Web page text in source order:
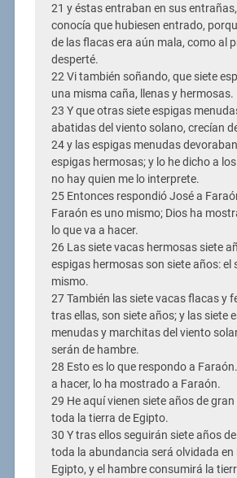
21 y éstas entraban en sus
conocía que hubiesen entrado,
de las flacas era aún mala, como al
desperté.
22 Vi también soñando, que siete
una misma caña, llenas y hermosas.
23 Y que otras siete espigas
abatidas del viento solano, crecían
24 y las espigas menudas
espigas hermosas; y lo he dicho a
no hay quien me lo interprete.
25 Entonces respondió José a
Faraón es uno mismo; Dios ha
lo que va a hacer.
26 Las siete vacas hermosas siete
espigas hermosas son siete años: el
mismo.
27 También las siete vacas flacas y
tras ellas, son siete años; y las siete
menudas y marchitas del viento
serán de hambre.
28 Esto es lo que respondo a
a hacer, lo ha mostrado a Faraón.
29 He aquí vienen siete años de
toda la tierra de Egipto.
30 Y tras ellos seguirán siete años
toda la abundancia será olvidada en
Egipto, y el hambre consumirá la